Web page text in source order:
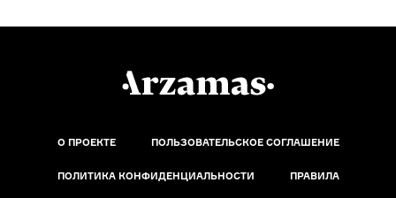
О ПРОЕКТЕ ПОЛЬЗОВАТЕЛЬСКОЕ СОГЛАШЕНИЕ
ПОЛИТИКА КОНФИДЕНЦИАЛЬНОСТИ ПРАВИЛА